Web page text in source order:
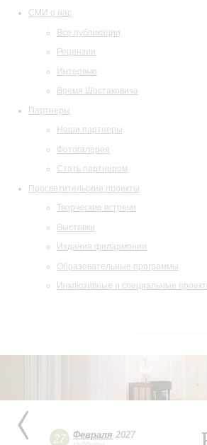
СМИ о нас
Все публикации
Рецензии
Интервью
Время Шостаковича
Партнеры
Наши партнеры
Фотогалерея
Стать партнером
Просветительские проекты
Творческие встречи
Выставки
Издания филармонии
Образовательные программы
Инклюзивные и специальные
27 Февраля 2027